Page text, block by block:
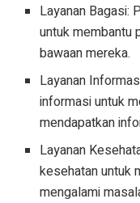
Layanan Bagasi:
untuk membantu
bawaan mereka.
Layanan
informasi untuk
mendapatkan
Layanan
kesehatan untuk
mengalami